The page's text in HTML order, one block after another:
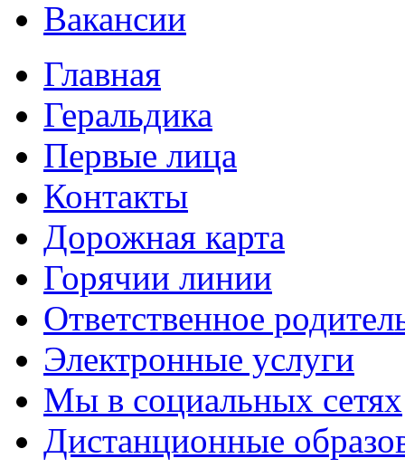
Вакансии
Главная
Геральдика
Первые лица
Контакты
Дорожная карта
Горячии линии
Ответственное
Электронные услуги
Мы в социальных сетях
Дистанционные